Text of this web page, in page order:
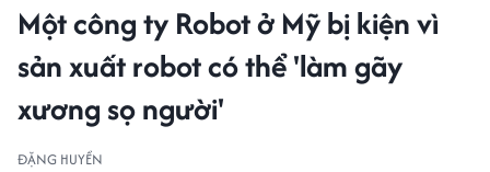
Một công ty Robot ở Mỹ bị kiện vì
sản xuất robot có thể 'làm gãy
xương sọ người'
ĐẶNG HUYỀN